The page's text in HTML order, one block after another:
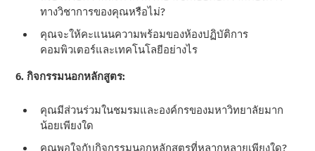
ทางวิชาการของคุณหรือไม่?
คุณจะให้คะแนนความพร้อมของห้องปฏิบัติการ
คอมพิวเตอร์และเทคโนโลยีอย่างไร
6. กิจกรรมนอกหลักสูตร:
คุณมีส่วนร่วมในชมรมและองค์กรของมหาวิทยาลัยมาก
น้อยเพียงใด
คุณพอใจกับกิจกรรมนอกหลักสูตรที่หลากหลายเพียงใด?